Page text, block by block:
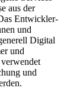
aus der
Entwickler-
und
Digital
und
und